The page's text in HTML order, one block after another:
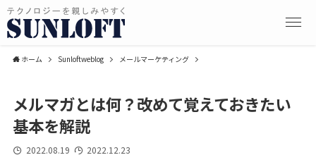
ホーム Sunloftweblog メールマーケティング
メルマガとは何？改めて覚えておきたい
基本を解説
2022.08.19 2022.12.23